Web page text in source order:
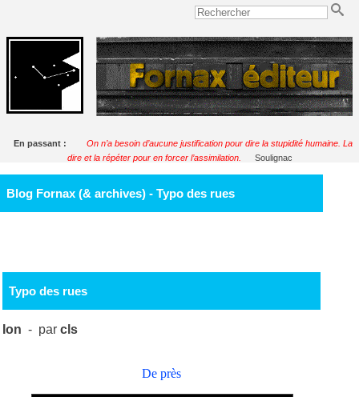
En passant :
On n’a besoin d’aucune justification pour dire la stupidité humaine. La
dire et la répéter pour en forcer l’assimilation.
Soulignac
Blog Fornax (& archives) - Typo des rues
Typo des rues
Ion - parcls
De près